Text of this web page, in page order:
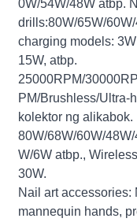
0W/54W/48W atbp.
drills:80W/65W/
charging models:
15W, atbp.
25000RPM/
PM/Brushless/Ultra-
kolektor ng alikabok.
80W/68W/60W/
W/6W atbp.,
30W.
Nail art accessories:
mannequin hands,